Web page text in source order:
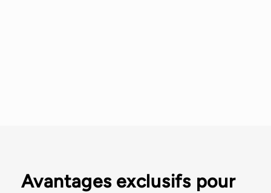
Avantages exclusifs pour